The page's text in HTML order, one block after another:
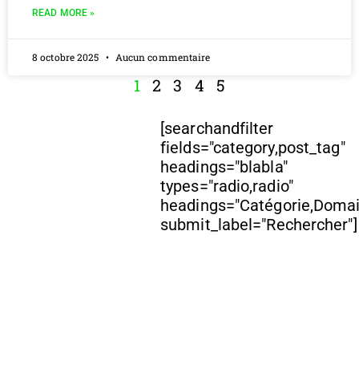
READ MORE »
8 octobre 2025 Aucun commentaire
1 2 3 4 5
[searchandfilter
fields="category,post_tag"
headings="blabla"
types="radio,radio"
submit_label="Rechercher"]